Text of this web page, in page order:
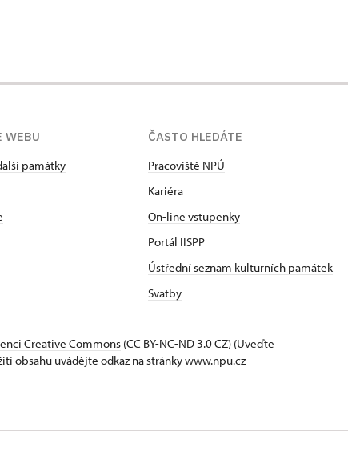
WEBU
památky
ČASTO HLEDÁTE
Pracoviště NPÚ
Kariéra
On-line vstupenky
Portál IISPP
Ústřední seznam kulturních památek
Svatby
Creative Commons (CC BY-NC-ND 3.0 CZ) (Uveďte
obsahu uvádějte odkaz na stránky www.npu.cz